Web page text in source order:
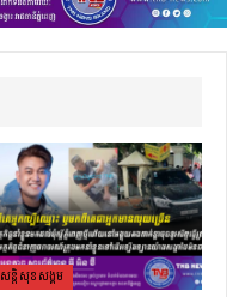
សន្តិសុខសង្គម